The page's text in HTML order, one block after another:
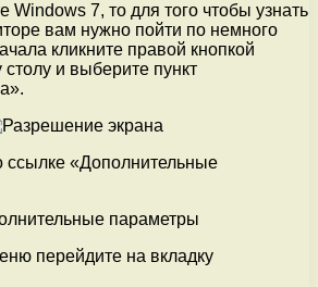
Windows 7, то для того чтобы узнать
вам нужно пойти по немного
кликните правой кнопкой
и выберите пункт
ссылке «Дополнительные
перейдите на вкладку